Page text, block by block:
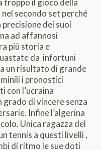
troppo il gioco della
secondo set perché
dei suoi
ad affannosi
più storia e
da infortuni
un risultato di grande
i pronostici
con l’ucraina
grado di vincere senza
Infine l’algerina
Unica ragazza del
tennis a questi livelli ,
di ritmo le sue doti